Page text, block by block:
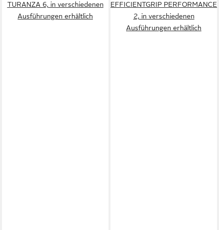
TURANZA 6, in verschiedenen
Ausführungen erhältlich
EFFICIENTGRIP PERFORMANCE
2, in verschiedenen
Ausführungen erhältlich